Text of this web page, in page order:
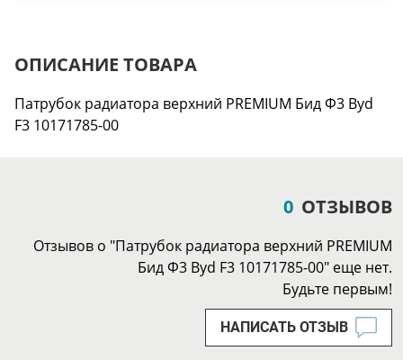
ОПИСАНИЕ ТОВАРА
Патрубок радиатора верхний PREMIUM Бид Ф3 Byd
F3 10171785-00
0 ОТЗЫВОВ
Отзывов о "Патрубок радиатора верхний PREMIUM
Бид Ф3 Byd F3 10171785-00" еще нет.
Будьте первым!
НАПИСАТЬ ОТЗЫВ